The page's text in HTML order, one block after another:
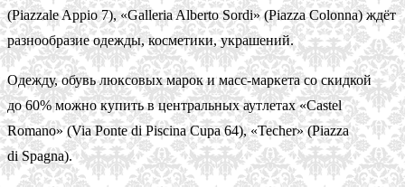
(Piazzale Appio 7), «Galleria Alberto Sordi» (Piazza Colonna) ждёт
разнообразие одежды, косметики, украшений.
Одежду, обувь люксовых марок и масс-маркета со скидкой
до 60% можно купить в центральных аутлетах «Castel
Romano» (Via Ponte di Piscina Cupa 64), «Techer» (Piazza
di Spagna).